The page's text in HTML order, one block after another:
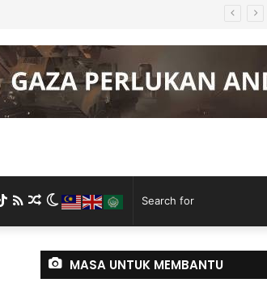
Keluli China, Vietnam
Switch
skin
Random
Article
RSS
TikTok
MASA UNTUK MEMBANTU